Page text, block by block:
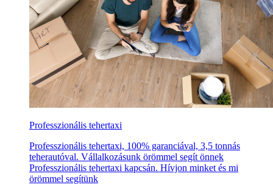
Professzionális tehertaxi
Professzionális tehertaxi, 100% garanciával, 3,5 tonnás
teherautóval. Vállalkozásunk örömmel segít önnek
Professzionális tehertaxi kapcsán. Hívjon minket és mi
örömmel segítünk